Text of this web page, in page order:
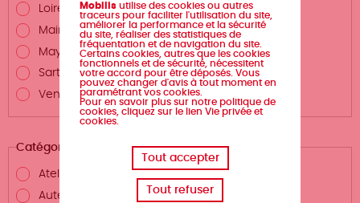
Loire-Atlantique
Maine-et-Loire
Mayenne
Sarthe
Vendée
Catégories
Atelier d'écriture
Auteurs.rices et métiers de la création
Mobilis utilise des cookies ou autres
traceurs pour faciliter l'utilisation du site,
améliorer la performance et la sécurité
du site, réaliser des statistiques de
fréquentation et de navigation du site.
Certains cookies, autres que les cookies
fonctionnels et de sécurité, nécessitent
votre accord pour être déposés. Vous
pouvez changer d'avis à tout moment en
paramétrant vos cookies.
Pour en savoir plus sur notre politique de
cookies, cliquez sur le lien Vie privée et
cookies.
Tout accepter
Tout refuser